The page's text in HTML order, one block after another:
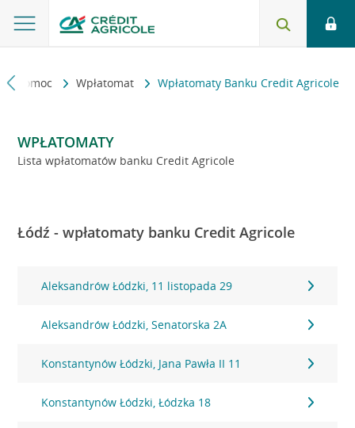
i pomoc Wpłatomat Wpłatomaty Banku Credit Agricole
WPŁATOMATY
Lista wpłatomatów banku Credit Agricole
Łódź - wpłatomaty banku Credit Agricole
Aleksandrów Łódzki, 11 listopada 29
Aleksandrów Łódzki, Senatorska 2A
Konstantynów Łódzki, Jana Pawła II 11
Konstantynów Łódzki, Łódzka 18